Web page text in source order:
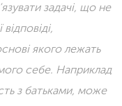
задачі, що не
якого лежать
себе. Наприклад
з батьками, може